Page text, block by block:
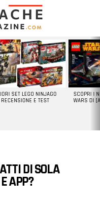
SET LEGO NINJAGO
E TEST
SCOPRI I
WARS DI
DI SOLA
APP?